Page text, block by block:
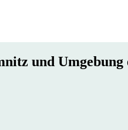
und